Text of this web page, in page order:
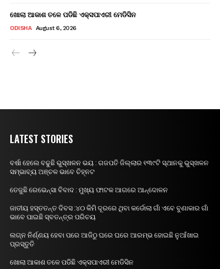
ଖୋଲା ଆକାଶ ତଳେ ପଡିଛି ଏକ୍ସପାଏରୀ ମେଡିସିନ
ODISHA August 6, 2026
LATEST STORIES
ବର୍ଷା ହେଲେ ବଢୁଛି ଭୁସ୍ଖଳନ ଭୟ : ଗଜପତି ଜିଲ୍ଲାର ୧୩୯ଟି ସ୍ଥାନକୁ ଭୁସ୍ଖଳନ
ସମ୍ଭାବ୍ୟ ଅଞ୍ଚଳ ଭାବେ ଚିହ୍ନଟ
ତେଜୁଛି ରେଭେନ୍ସା ବିବାଦ : ମୁଖ୍ୟ ଫାଟକ ଆଗରେ ଆନ୍ଦୋଳନ
ଜାତୀୟ ହସ୍ତତନ୍ତ ଦିବସ :୪୦ କିମି ଦୂରରେ ଥିବା କର୍ଡୋଲା ଗାଁ ଏବେ ବୁଣାକାର ଗାଁ
ଭାବେ ପାଇଛି ସ୍ବତନ୍ତ୍ର ପରିଚୟ
ଲଗ୍ନ ନିର୍ଣ୍ଣୟ ହେବା ପରେ ଆଜିଠୁ ଘରେ ଘରେ ଆରମ୍ଭ ହୋଇଛି ନୁଆଁଖାଇ
ପ୍ରସ୍ତୁତି
ଖୋଲା ଆକାଶ ତଳେ ପଡିଛି ଏକ୍ସପାଏରୀ ମେଡିସିନ